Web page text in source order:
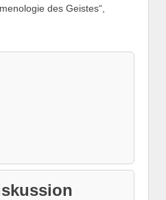
des Geistes“,